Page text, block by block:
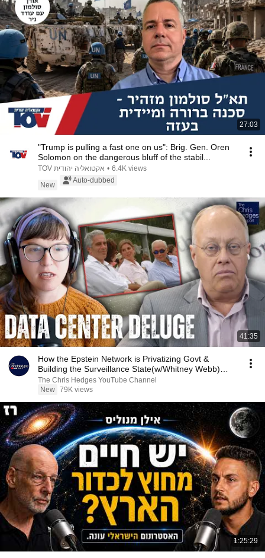
27:03
"Trump is pulling a fast one on us": Brig. Gen. Oren
Solomon on the dangerous bluff of the stabil...
TOV אקטואליה יהודית • 6.4K views
New
Auto-dubbed
41:35
How the Epstein Network is Privatizing Govt &
Building the Surveillance State(w/Whitney Webb)
|TCHR
The Chris Hedges YouTube Channel
New 79K views
1:25:29